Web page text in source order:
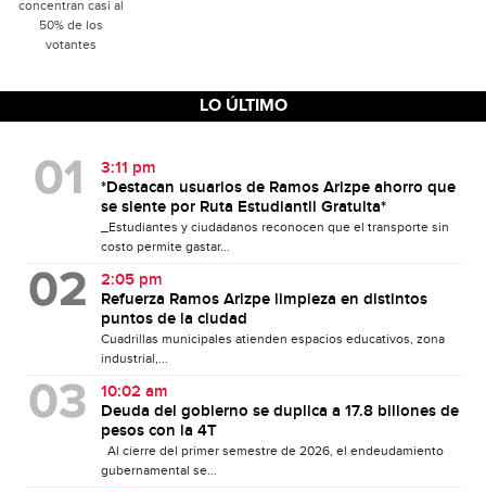
concentran casi al
50% de los
votantes
LO ÚLTIMO
3:11 pm
*Destacan usuarios de Ramos Arizpe ahorro que
se siente por Ruta Estudiantil Gratuita*
_Estudiantes y ciudadanos reconocen que el transporte sin
costo permite gastar...
2:05 pm
Refuerza Ramos Arizpe limpieza en distintos
puntos de la ciudad
Cuadrillas municipales atienden espacios educativos, zona
industrial,...
10:02 am
Deuda del gobierno se duplica a 17.8 billones de
pesos con la 4T
Al cierre del primer semestre de 2026, el endeudamiento
gubernamental se...